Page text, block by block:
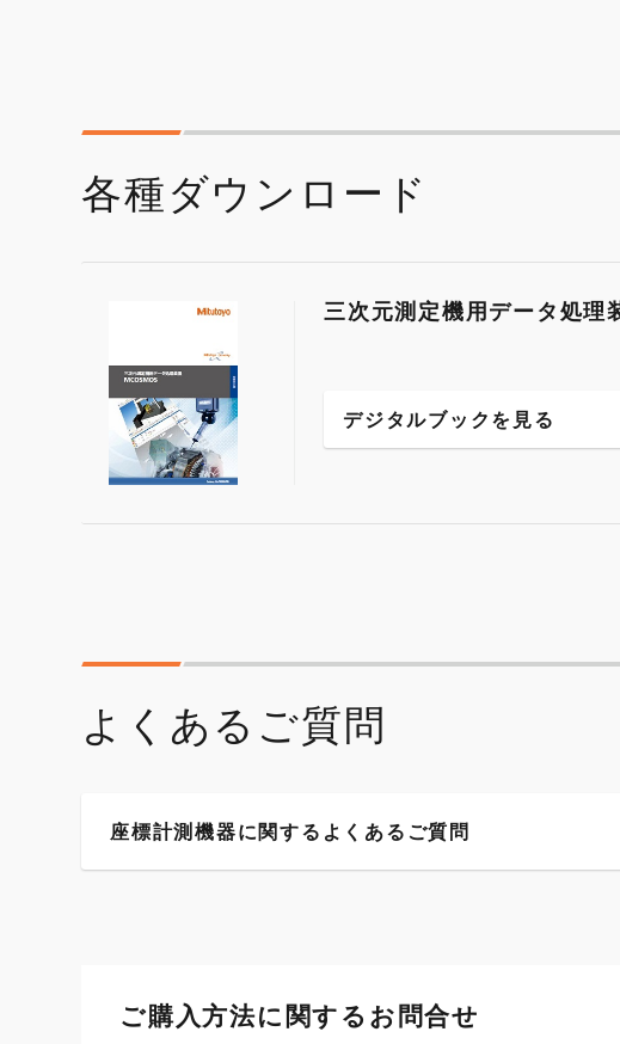
各種ダウンロード
三次元測定機用データ処理
デジタルブックを見る
よくあるご質問
座標計測機器に関するよくあるご質問
ご購入方法に関するお問合せ